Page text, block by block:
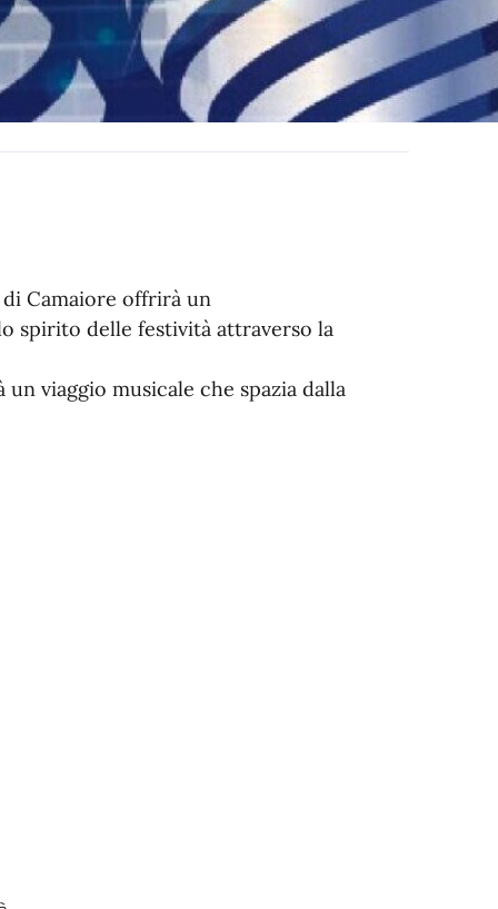
Camaiore offrirà un
spirito delle festività attraverso la
viaggio musicale che spazia dalla